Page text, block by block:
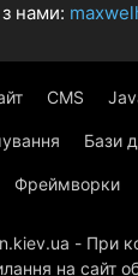
з нами:
CMS
Бази
Фреймворки
- При
на сайт